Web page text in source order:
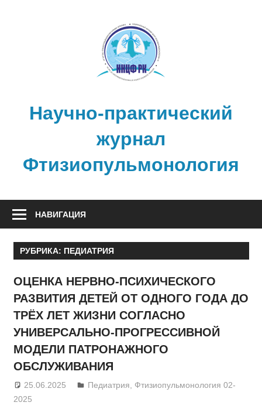
Научно-практический
журнал
Фтизиопульмонология
НАВИГАЦИЯ
РУБРИКА: ПЕДИАТРИЯ
ОЦЕНКА НЕРВНО-ПСИХИЧЕСКОГО
РАЗВИТИЯ ДЕТЕЙ ОТ ОДНОГО ГОДА ДО
ТРЁХ ЛЕТ ЖИЗНИ СОГЛАСНО
УНИВЕРСАЛЬНО-ПРОГРЕССИВНОЙ
МОДЕЛИ ПАТРОНАЖНОГО
ОБСЛУЖИВАНИЯ
25.06.2025 admin
Педиатрия
Фтизиопульмонология 02-
2025